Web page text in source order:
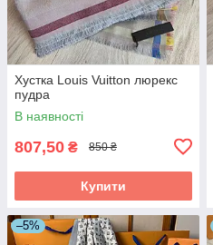
Хустка Louis Vuitton люрекс
пудра
В наявності
807,50 ₴ 850 ₴
Купити
–5%